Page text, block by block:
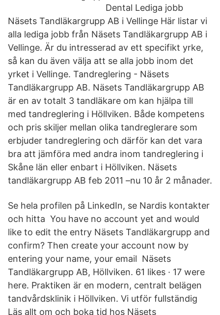
Dental Lediga jobb
Näsets Tandläkargrupp AB i Vellinge Här listar vi
alla lediga jobb från Näsets Tandläkargrupp AB i
Vellinge. Är du intresserad av ett specifikt yrke,
så kan du även välja att se alla jobb inom det
yrket i Vellinge. Tandreglering - Näsets
Tandläkargrupp AB. Näsets Tandläkargrupp AB
är en av totalt 3 tandläkare om kan hjälpa till
med tandreglering i Höllviken. Både kompetens
och pris skiljer mellan olika tandreglerare som
erbjuder tandreglering och därför kan det vara
bra att jämföra med andra inom tandreglering i
Skåne län eller enbart i Höllviken. Näsets
tandläkargrupp AB feb 2011 –nu 10 år 2 månader.
Se hela profilen på LinkedIn, se Nardis kontakter
och hitta You have no account yet and would
like to edit the entry Näsets Tandläkargrupp and
confirm? Then create your account now by
entering your name, your email Näsets
Tandläkargrupp AB, Höllviken. 61 likes · 17 were
here. Praktiken är en modern, centralt belägen
tandvårdsklinik i Höllviken. Vi utför fullständig
Läs allt om och boka tid hos Näsets